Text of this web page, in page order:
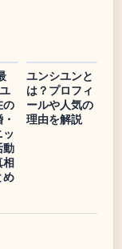
の
ッ
動
相
め
ユンシユンと
は？プロフィ
ールや人気の
理由を解説